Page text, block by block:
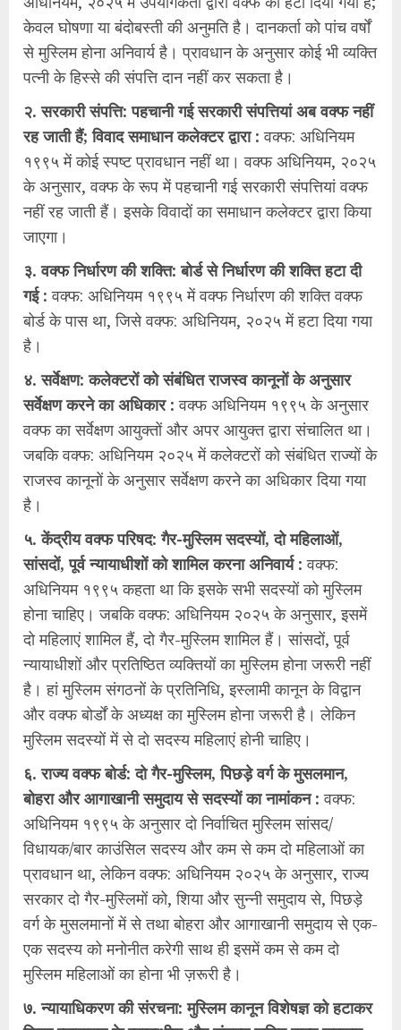
केवल घोषणा या बंदोबस्ती की अनुमति है। दानकर्ता को पांच वर्षों
से मुस्लिम होना अनिवार्य है। प्रावधान के अनुसार कोई भी व्यक्ति
पत्नी के हिस्से की संपत्ति दान नहीं कर सकता है।
२. सरकारी संपत्ति: पहचानी गई सरकारी संपत्तियां अब वक्फ नहीं
रह जाती हैं; विवाद समाधान कलेक्टर द्वारा : वक्फ: अधिनियम
१९९५ में कोई स्पष्ट प्रावधान नहीं था। वक्फ अधिनियम, २०२५
के अनुसार, वक्फ के रूप में पहचानी गई सरकारी संपत्तियां वक्फ
नहीं रह जाती हैं। इसके विवादों का समाधान कलेक्टर द्वारा किया
जाएगा।
३. वक्फ निर्धारण की शक्ति: बोर्ड से निर्धारण की शक्ति हटा दी
गई : वक्फ: अधिनियम १९९५ में वक्फ निर्धारण की शक्ति वक्फ
बोर्ड के पास था, जिसे वक्फ: अधिनियम, २०२५ में हटा दिया गया
है।
४. सर्वेक्षण: कलेक्टरों को संबंधित राजस्व कानूनों के अनुसार
सर्वेक्षण करने का अधिकार : वक्फ अधिनियम १९९५ के अनुसार
वक्फ का सर्वेक्षण आयुक्तों और अपर आयुक्त द्वारा संचालित था।
जबकि वक्फ: अधिनियम २०२५ में कलेक्टरों को संबंधित राज्यों के
राजस्व कानूनों के अनुसार सर्वेक्षण करने का अधिकार दिया गया
है।
५. केंद्रीय वक्फ परिषद: गैर-मुस्लिम सदस्यों, दो महिलाओं,
सांसदों, पूर्व न्यायाधीशों को शामिल करना अनिवार्य : वक्फ:
अधिनियम १९९५ कहता था कि इसके सभी सदस्यों को मुस्लिम
होना चाहिए। जबकि वक्फ: अधिनियम २०२५ के अनुसार, इसमें
दो महिलाएं शामिल हैं, दो गैर-मुस्लिम शामिल हैं। सांसदों, पूर्व
न्यायाधीशों और प्रतिष्ठित व्यक्तियों का मुस्लिम होना जरूरी नहीं
है। हां मुस्लिम संगठनों के प्रतिनिधि, इस्लामी कानून के विद्वान
और वक्फ बोर्डों के अध्यक्ष का मुस्लिम होना जरूरी है। लेकिन
मुस्लिम सदस्यों में से दो सदस्य महिलाएं होनी चाहिए।
६. राज्य वक्फ बोर्ड: दो गैर-मुस्लिम, पिछड़े वर्ग के मुसलमान,
बोहरा और आगाखानी समुदाय से सदस्यों का नामांकन : वक्फ:
अधिनियम १९९५ के अनुसार दो निर्वाचित मुस्लिम सांसद/
विधायक/बार काउंसिल सदस्य और कम से कम दो महिलाओं का
प्रावधान था, लेकिन वक्फ: अधिनियम २०२५ के अनुसार, राज्य
सरकार दो गैर-मुस्लिमों को, शिया और सुन्नी समुदाय से, पिछड़े
वर्ग के मुसलमानों में से तथा बोहरा और आगाखानी समुदाय से एक-
एक सदस्य को मनोनीत करेगी साथ ही इसमें कम से कम दो
मुस्लिम महिलाओं का होना भी ज़रूरी है।
७. न्यायाधिकरण की संरचना: मुस्लिम कानून विशेषज्ञ को हटाकर